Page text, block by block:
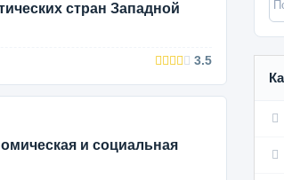
стран Западной
3.5
и социальная